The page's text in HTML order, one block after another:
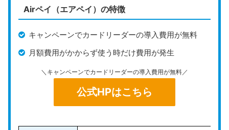
いるキャッシュレス決済サービス
で、端末代は4,980円からと導入しやすく、スマホのタ
ッチ決済機能（クレジットカードのみ対応）を使えば専
用端末なしで無料導入も可能です。
月額固定費がないため、次回のイベントにも使いやすい
のが魅力。さらに、三井住友銀行かみずほ銀行を振込先
にすれば最短翌営業日に入金され、資金繰り面でも安心
Airペイ（エアペイ）の特徴
キャンペーンでカードリーダーの導入費用が無料
月額費用がかからず使う時だけ費用が発生
＼キャンペーンでカードリーダーの導入費用が無料／
公式HPはこちら